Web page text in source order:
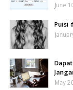
June
Puisi
May